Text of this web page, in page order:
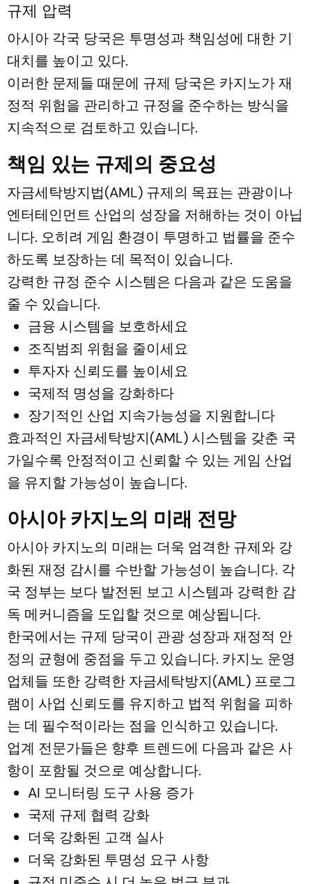
규제 압력
아시아 각국 당국은 투명성과 책임성에 대한 기
대치를 높이고 있다.
이러한 문제들 때문에 규제 당국은 카지노가 재
정적 위험을 관리하고 규정을 준수하는 방식을
지속적으로 검토하고 있습니다.
책임 있는 규제의 중요성
자금세탁방지법(AML) 규제의 목표는 관광이나
엔터테인먼트 산업의 성장을 저해하는 것이 아닙
니다. 오히려 게임 환경이 투명하고 법률을 준수
하도록 보장하는 데 목적이 있습니다.
강력한 규정 준수 시스템은 다음과 같은 도움을
줄 수 있습니다.
금융 시스템을 보호하세요
조직범죄 위험을 줄이세요
투자자 신뢰도를 높이세요
국제적 명성을 강화하다
장기적인 산업 지속가능성을 지원합니다
효과적인 자금세탁방지(AML) 시스템을 갖춘 국
가일수록 안정적이고 신뢰할 수 있는 게임 산업
을 유지할 가능성이 높습니다.
아시아 카지노의 미래 전망
아시아 카지노의 미래는 더욱 엄격한 규제와 강
화된 재정 감시를 수반할 가능성이 높습니다. 각
국 정부는 보다 발전된 보고 시스템과 강력한 감
독 메커니즘을 도입할 것으로 예상됩니다.
한국에서는 규제 당국이 관광 성장과 재정적 안
정의 균형에 중점을 두고 있습니다. 카지노 운영
업체들 또한 강력한 자금세탁방지(AML) 프로그
램이 사업 신뢰도를 유지하고 법적 위험을 피하
는 데 필수적이라는 점을 인식하고 있습니다.
업계 전문가들은 향후 트렌드에 다음과 같은 사
항이 포함될 것으로 예상합니다.
AI 모니터링 도구 사용 증가
국제 규제 협력 강화
더욱 강화된 고객 실사
더욱 강화된 투명성 요구 사항